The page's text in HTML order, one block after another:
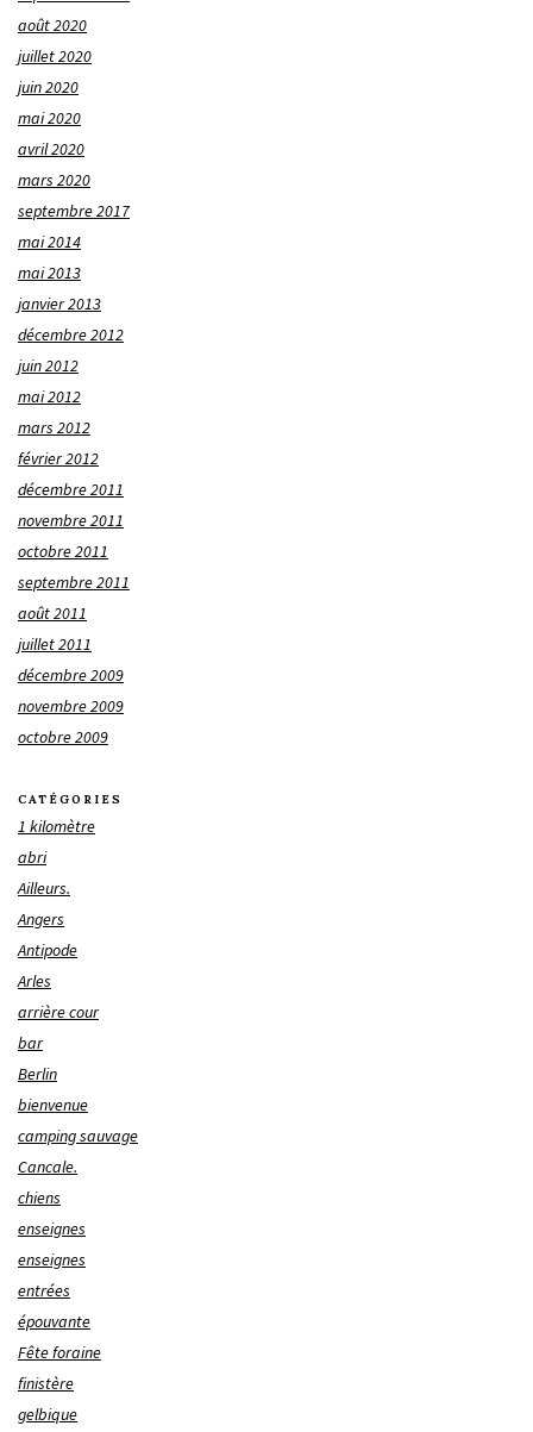
août 2020
juillet 2020
juin 2020
mai 2020
avril 2020
mars 2020
septembre 2017
mai 2014
mai 2013
janvier 2013
décembre 2012
juin 2012
mai 2012
mars 2012
février 2012
décembre 2011
novembre 2011
octobre 2011
septembre 2011
août 2011
juillet 2011
décembre 2009
novembre 2009
octobre 2009
CATÉGORIES
1 kilomètre
abri
Ailleurs.
Angers
Antipode
Arles
arrière cour
bar
Berlin
bienvenue
camping sauvage
Cancale.
chiens
enseignes
enseignes
entrées
épouvante
Fête foraine
finistère
gelbique